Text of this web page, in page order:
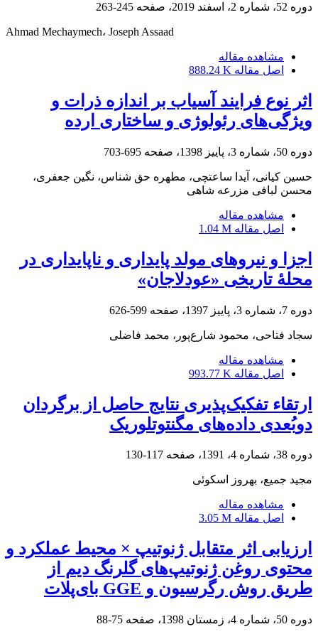
دوره 52، شماره 2، اسفند 2019، صفحه 245-263
Ahmad Mechaymech، Joseph Assaad
مشاهده مقاله
اصل مقاله 888.24 K
اثر نوع فرایند آسیاب بر اندازه ذرات و
ویژگی‌های رئولوژی و ساختاری ارده
دوره 50، شماره 3، پاییز 1398، صفحه 695-703
حسین کیانی، آیدا ساعتچی، مطهره حق شناس، نگین جعفری،
محسن لبافی مزرعه شاهی
مشاهده مقاله
اصل مقاله 1.04 M
اجزا و نیروهای مولد پایداری و ناپایداری در
محلۀ تاریخی «عودلاجان»
دوره 7، شماره 3، پاییز 1397، صفحه 599-626
سجاد فتاحی، محمود شارع‌پور، محمد فاضلی
مشاهده مقاله
اصل مقاله 993.77 K
ارتقاء تفکیک‌پذیری نتایج حاصل از برگردان
دو‌بُعدی داده‌های مگنتوتلوریک
دوره 38، شماره 4، 1391، صفحه 117-130
مجید جمیع، بهروز اسکوئی
مشاهده مقاله
اصل مقاله 3.05 M
ارزیابی اثر متقابل ژنوتیپ × محیط عملکرد و
محتوی روغن ژنوتیپ‌های گلرنگ دیم از
طریق روش رگرسیون و GGE بای‌پلات
دوره 50، شماره 4، زمستان 1398، صفحه 75-88